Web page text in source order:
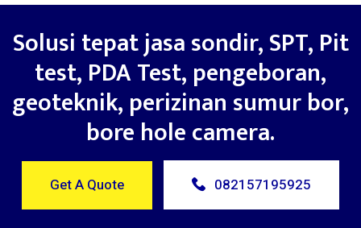
Solusi tepat jasa sondir, SPT, Pit
test, PDA Test, pengeboran,
geoteknik, perizinan sumur bor,
bore hole camera.
Get A Quote 082157195925